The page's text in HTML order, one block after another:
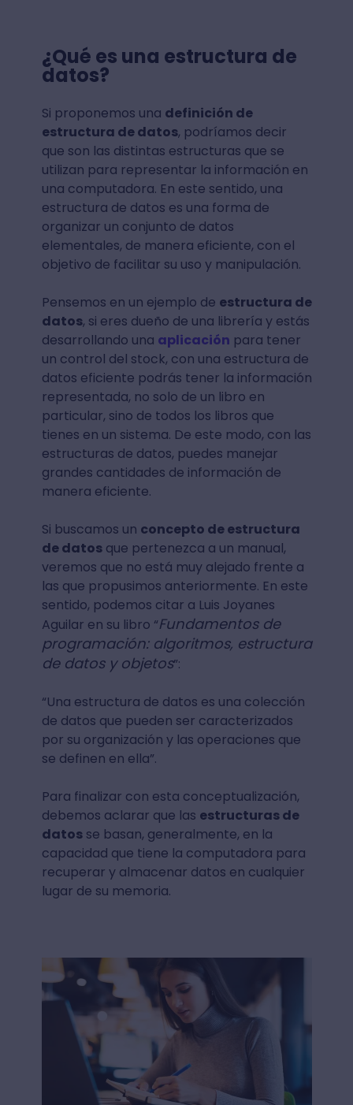
¿Qué es una estructura de
datos?
Si proponemos una definición de
estructura de datos, podríamos decir
que son las distintas estructuras que se
utilizan para representar la información en
una computadora. En este sentido, una
estructura de datos es una forma de
organizar un conjunto de datos
elementales, de manera eficiente, con el
objetivo de facilitar su uso y manipulación.
Pensemos en un ejemplo de estructura de
datos, si eres dueño de una librería y estás
desarrollando una aplicación para tener
un control del stock, con una estructura de
datos eficiente podrás tener la información
representada, no solo de un libro en
particular, sino de todos los libros que
tienes en un sistema. De este modo, con las
estructuras de datos, puedes manejar
grandes cantidades de información de
manera eficiente.
Si buscamos un concepto de estructura
de datosque pertenezca a un manual,
veremos que no está muy alejado frente a
las que propusimos anteriormente. En este
sentido, podemos citar a Luis Joyanes
Aguilar en su libro “Fundamentos de
programación: algoritmos, estructura
de datos y objetos”:
“Una estructura de datos es una colección
de datos que pueden ser caracterizados
por su organización y las operaciones que
se definen en ella”.
Para finalizar con esta conceptualización,
debemos aclarar que las estructuras de
datosse basan, generalmente, en la
capacidad que tiene la computadora para
recuperar y almacenar datos en cualquier
lugar de su memoria.